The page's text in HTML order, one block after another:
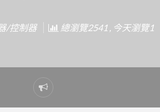
/控制器 總瀏覽2541 , 今天瀏覽1
Report
problem